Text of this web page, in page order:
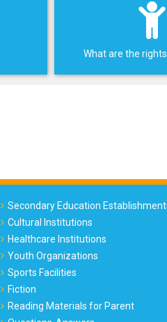
What are the
Secondary Education
Cultural Institutions
Healthcare Institutions
Youth Organizations
Sports Facilities
Fiction
Reading Materials for Parent